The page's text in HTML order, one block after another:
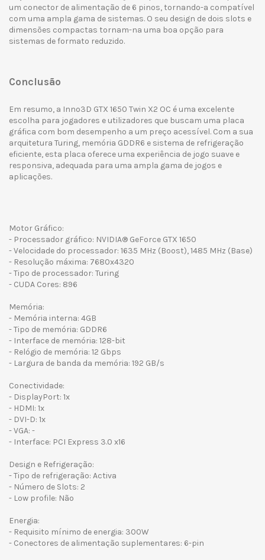
um conector de alimentação de 6 pinos, tornando-a compatível
com uma ampla gama de sistemas. O seu design de dois slots e
dimensões compactas tornam-na uma boa opção para
sistemas de formato reduzido.
Conclusão
Em resumo, a Inno3D GTX 1650 Twin X2 OC é uma excelente
escolha para jogadores e utilizadores que buscam uma placa
gráfica com bom desempenho a um preço acessível. Com a sua
arquitetura Turing, memória GDDR6 e sistema de refrigeração
eficiente, esta placa oferece uma experiência de jogo suave e
responsiva, adequada para uma ampla gama de jogos e
aplicações.
Motor Gráfico:
- Processador gráfico: NVIDIA® GeForce GTX 1650
- Velocidade do processador: 1635 MHz (Boost), 1485 MHz (Base)
- Resolução máxima: 7680x4320
- Tipo de processador: Turing
- CUDA Cores: 896
Memória:
- Memória interna: 4GB
- Tipo de memória: GDDR6
- Interface de memória: 128-bit
- Relógio de memória: 12 Gbps
- Largura de banda da memória: 192 GB/s
Conectividade:
- DisplayPort: 1x
- HDMI: 1x
- DVI-D: 1x
- VGA: -
- Interface: PCI Express 3.0 x16
Design e Refrigeração:
- Tipo de refrigeração: Activa
- Número de Slots: 2
- Low profile: Não
Energia:
- Requisito mínimo de energia: 300W
- Conectores de alimentação suplementares: 6-pin